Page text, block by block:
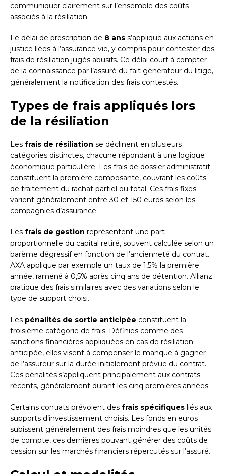
communiquer clairement sur l’ensemble des coûts
associés à la résiliation.
Le délai de prescription de 8 ans s’applique aux actions en
justice liées à l’assurance vie, y compris pour contester des
frais de résiliation jugés abusifs. Ce délai court à compter
de la connaissance par l’assuré du fait générateur du litige,
généralement la notification des frais contestés.
Types de frais appliqués lors
de la résiliation
Les frais de résiliation se déclinent en plusieurs
catégories distinctes, chacune répondant à une logique
économique particulière. Les frais de dossier administratif
constituent la première composante, couvrant les coûts
de traitement du rachat partiel ou total. Ces frais fixes
varient généralement entre 30 et 150 euros selon les
compagnies d’assurance.
Les frais de gestion représentent une part
proportionnelle du capital retiré, souvent calculée selon un
barème dégressif en fonction de l’ancienneté du contrat.
AXA applique par exemple un taux de 1,5% la première
année, ramené à 0,5% après cinq ans de détention. Allianz
pratique des frais similaires avec des variations selon le
type de support choisi.
Les pénalités de sortie anticipée constituent la
troisième catégorie de frais. Définies comme des
sanctions financières appliquées en cas de résiliation
anticipée, elles visent à compenser le manque à gagner
de l’assureur sur la durée initialement prévue du contrat.
Ces pénalités s’appliquent principalement aux contrats
récents, généralement durant les cinq premières années.
Certains contrats prévoient des frais spécifiques liés aux
supports d’investissement choisis. Les fonds en euros
subissent généralement des frais moindres que les unités
de compte, ces dernières pouvant générer des coûts de
cession sur les marchés financiers répercutés sur l’assuré.